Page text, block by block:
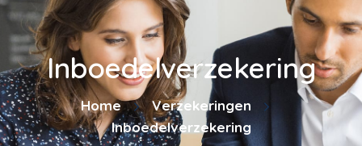
Inboedelverzekering
Home
Verzekeringen
Inboedelverzekering